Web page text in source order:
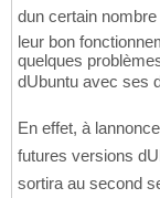
dun certain
leur bon
quelques
dUbuntu avec ses
En effet, à
futures versions
sortira au second